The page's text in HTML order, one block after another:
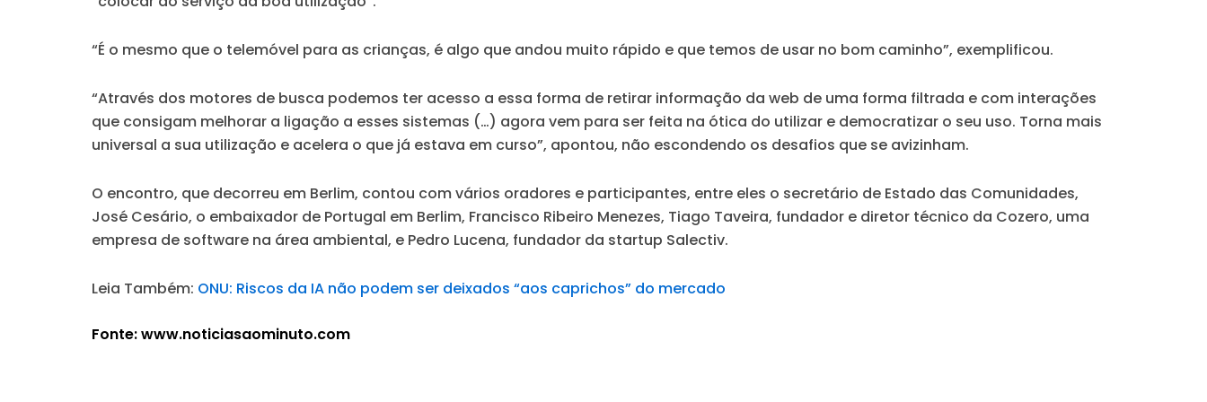
“É o mesmo que o telemóvel para as crianças, é algo que andou muito rápido e que temos de usar no bom caminho”, exemplificou.
“Através dos motores de busca podemos ter acesso a essa forma de retirar informação da web de uma forma filtrada e com interações
que consigam melhorar a ligação a esses sistemas (…) agora vem para ser feita na ótica do utilizar e democratizar o seu uso. Torna mais
universal a sua utilização e acelera o que já estava em curso”, apontou, não escondendo os desafios que se avizinham.
O encontro, que decorreu em Berlim, contou com vários oradores e participantes, entre eles o secretário de Estado das Comunidades,
José Cesário, o embaixador de Portugal em Berlim, Francisco Ribeiro Menezes, Tiago Taveira, fundador e diretor técnico da Cozero, uma
empresa de software na área ambiental, e Pedro Lucena, fundador da startup Salectiv.
Leia Também: ONU: Riscos da IA não podem ser deixados “aos caprichos” do mercado
Fonte: www.noticiasaominuto.com